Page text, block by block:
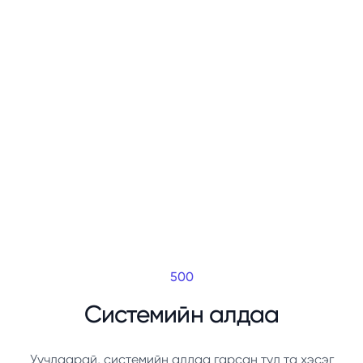
500
Системийн алдаа
Уучлаарай, системийн алдаа гарсан тул та хэсэг